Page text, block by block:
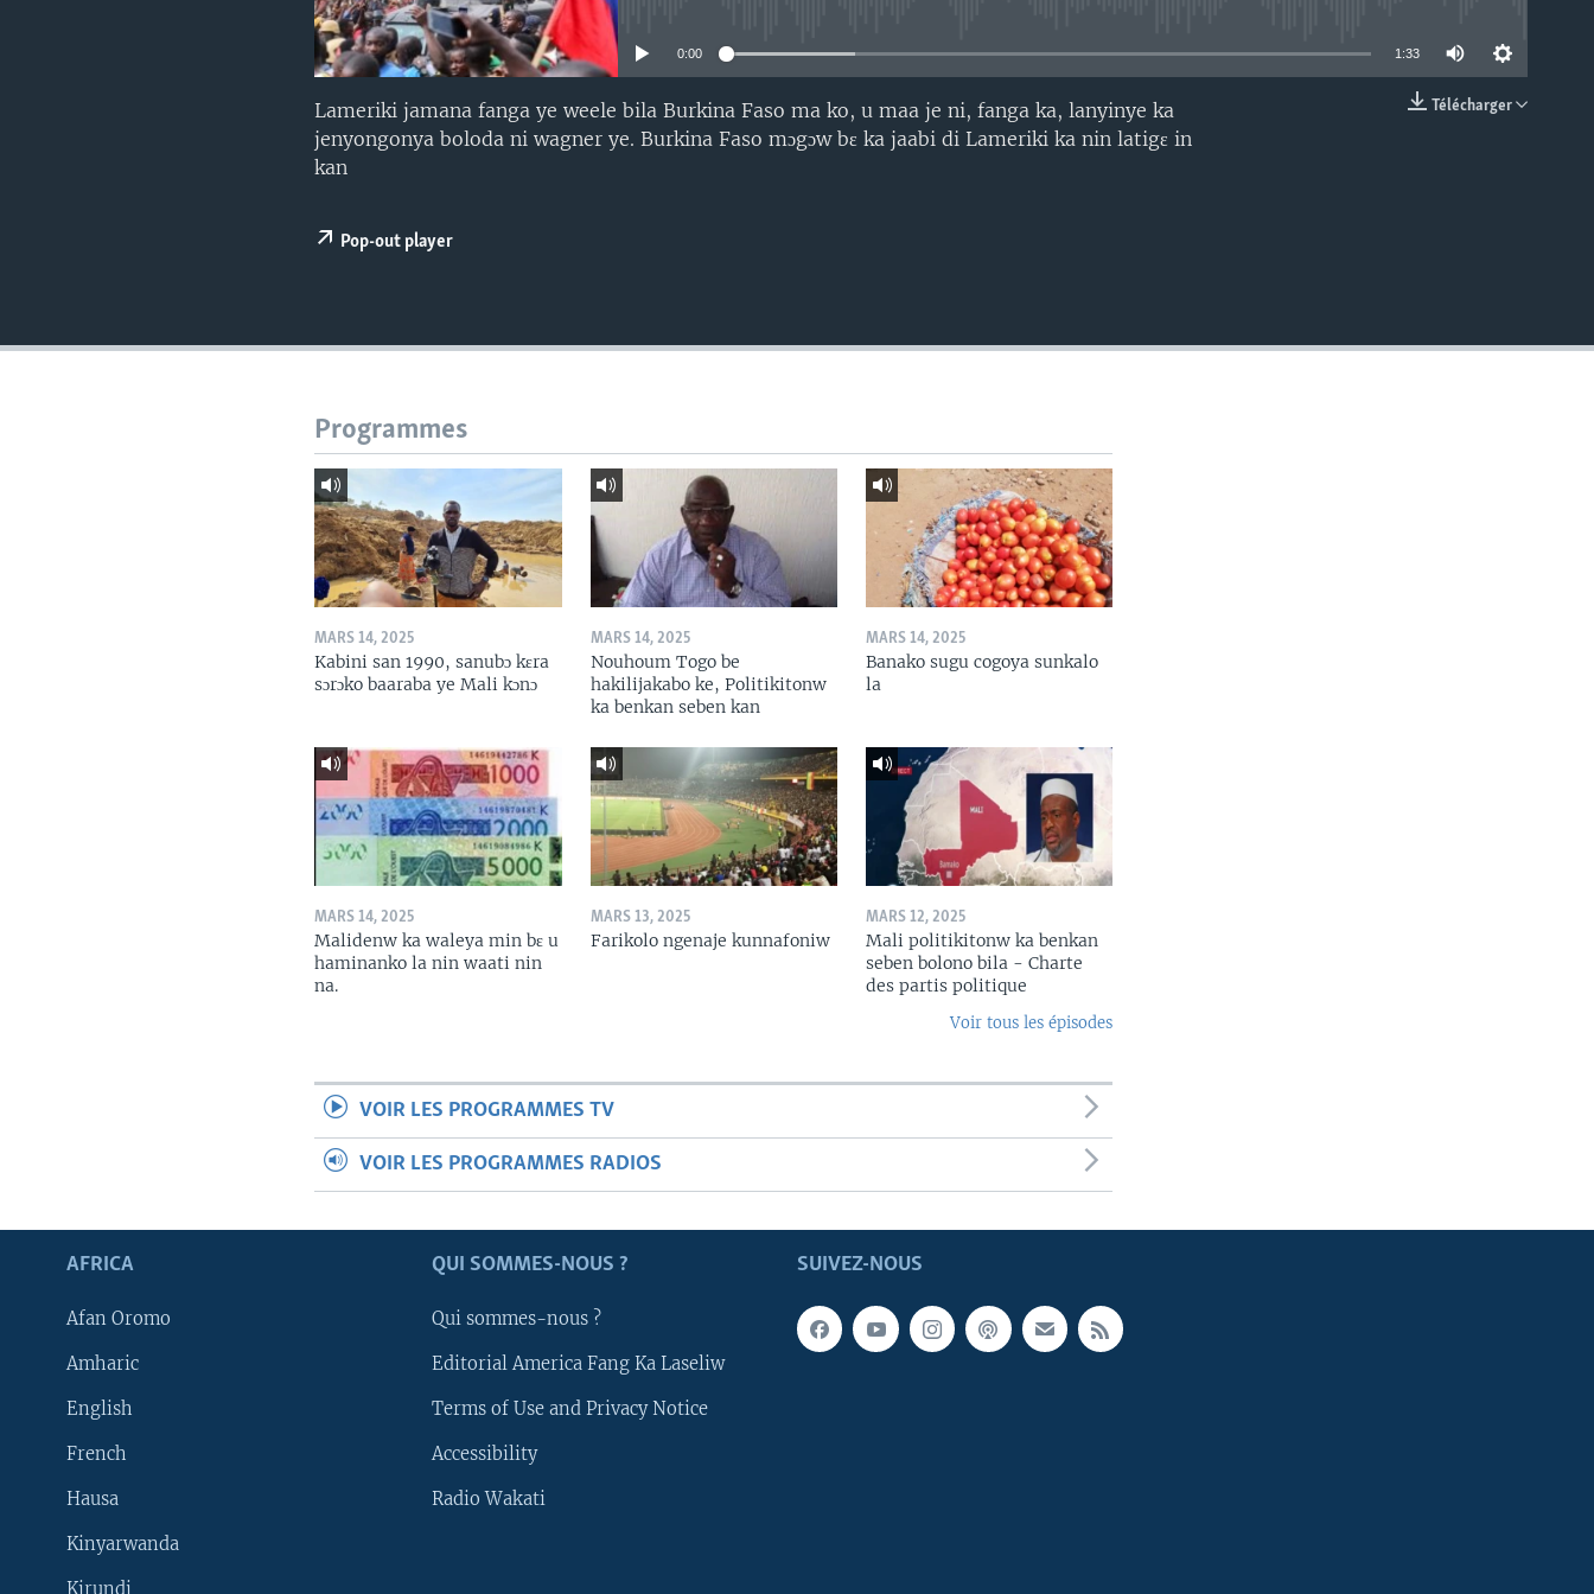
0:00 1:33
Télécharger
Lameriki jamana fanga ye weele bila Burkina Faso ma ko, u maa je ni, fanga ka, lanyinye ka
jenyongonya boloda ni wagner ye. Burkina Faso mɔgɔw bɛ ka jaabi di Lameriki ka nin latigɛ in
kan
Pop-out player
Programmes
MARS 14, 2025
Kabini san 1990, sanubɔ kɛra
sɔrɔko baaraba ye Mali kɔnɔ
MARS 14, 2025
Nouhoum Togo be
hakilijakabo ke, Politikitonw
ka benkan seben kan
MARS 14, 2025
Banako sugu cogoya sunkalo
la
MARS 14, 2025
Malidenw ka waleya min bɛ u
haminanko la nin waati nin
na.
MARS 13, 2025
Farikolo ngenaje kunnafoniw
MARS 12, 2025
Mali politikitonw ka benkan
seben bolono bila - Charte
des partis politique
Voir tous les épisodes
VOIR LES PROGRAMMES TV
VOIR LES PROGRAMMES RADIOS
SUIVEZ-NOUS
AFRICA
Afan Oromo
Amharic
English
French
Hausa
Kinyarwanda
Kirundi
QUI SOMMES-NOUS ?
Qui sommes-nous ?
Editorial America Fang Ka Laseliw
Terms of Use and Privacy Notice
Accessibility
Radio Wakati